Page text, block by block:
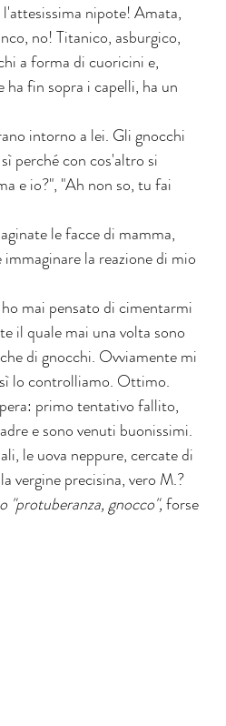
nipote! Amata,
no! Titanico, asburgico,
a forma di cuoricini e,
fin sopra i capelli, ha un
intorno a lei. Gli gnocchi
perché con cos'altro si
e io?", "Ah non so, tu fai
le facce di mamma,
la reazione di mio
mai pensato di cimentarmi
il quale mai una volta sono
di gnocchi. Ovviamente mi
lo controlliamo. Ottimo.
primo tentativo fallito,
e sono venuti buonissimi.
le uova neppure, cercate di
vergine precisina, vero M.?
"protuberanza, gnocco", forse